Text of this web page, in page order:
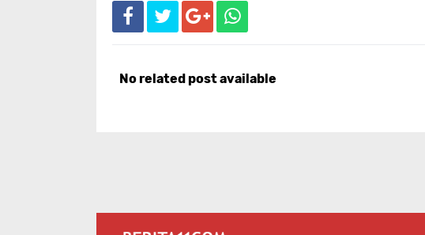
No related post available